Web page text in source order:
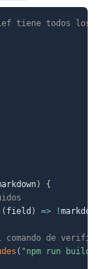
tiene todos los
)
{
( field ) => !
de
( "npm run build"